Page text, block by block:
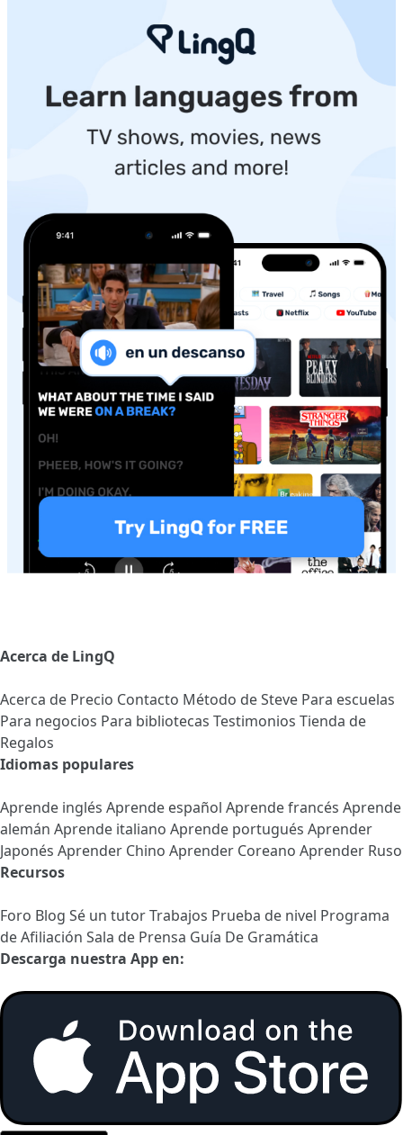
Acerca de LingQ
Acerca de Precio Contacto Método de Steve Para escuelas
Para negocios Para bibliotecas Testimonios Tienda de
Regalos
Idiomas populares
Aprende inglés Aprende español Aprende francés Aprende
alemán Aprende italiano Aprende portugués Aprender
Japonés Aprender Chino Aprender Coreano Aprender Ruso
Recursos
Foro Blog Sé un tutorTrabajos Prueba de nivel Programa
de Afiliación Sala de Prensa Guía De Gramática
Descarga nuestra App en: